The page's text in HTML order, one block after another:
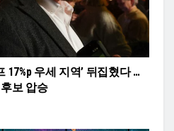
17%p 우세 지역’ 뒤집혔다 …
보 압승